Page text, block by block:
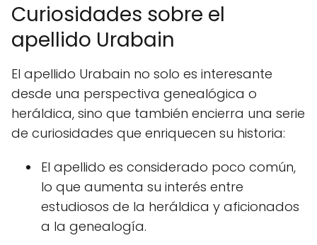
Curiosidades sobre el
apellido Urabain
El apellido Urabain no solo es interesante
desde una perspectiva genealógica o
heráldica, sino que también encierra una serie
de curiosidades que enriquecen su historia:
El apellido es considerado poco común,
lo que aumenta su interés entre
estudiosos de la heráldica y aficionados
a la genealogía.